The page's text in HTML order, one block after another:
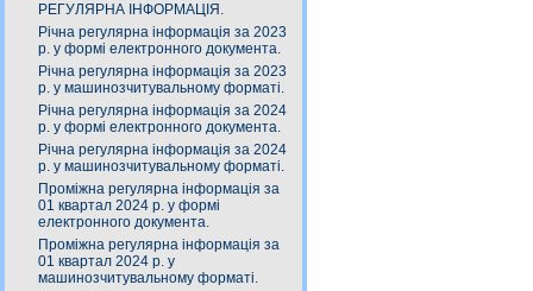
РЕГУЛЯРНА ІНФОРМАЦІЯ.
Річна регулярна інформація за 2023
р. у формі електронного документа.
Річна регулярна інформація за 2023
р. у машинозчитувальному форматі.
Річна регулярна інформація за 2024
р. у формі електронного документа.
Річна регулярна інформація за 2024
р. у машинозчитувальному форматі.
Проміжна регулярна інформація за
01 квартал 2024 р. у формі
електронного документа.
Проміжна регулярна інформація за
01 квартал 2024 р. у
машинозчитувальному форматі.